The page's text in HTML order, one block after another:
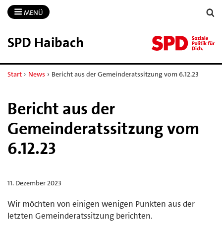
MENÜ
SPD Haibach
Start › News › Bericht aus der Gemeinderatssitzung vom 6.12.23
Bericht aus der
Gemeinderatssitzung vom
6.12.23
11. Dezember 2023
Wir möchten von einigen wenigen Punkten aus der
letzten Gemeinderatssitzung berichten.